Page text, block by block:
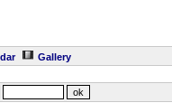
Gallery